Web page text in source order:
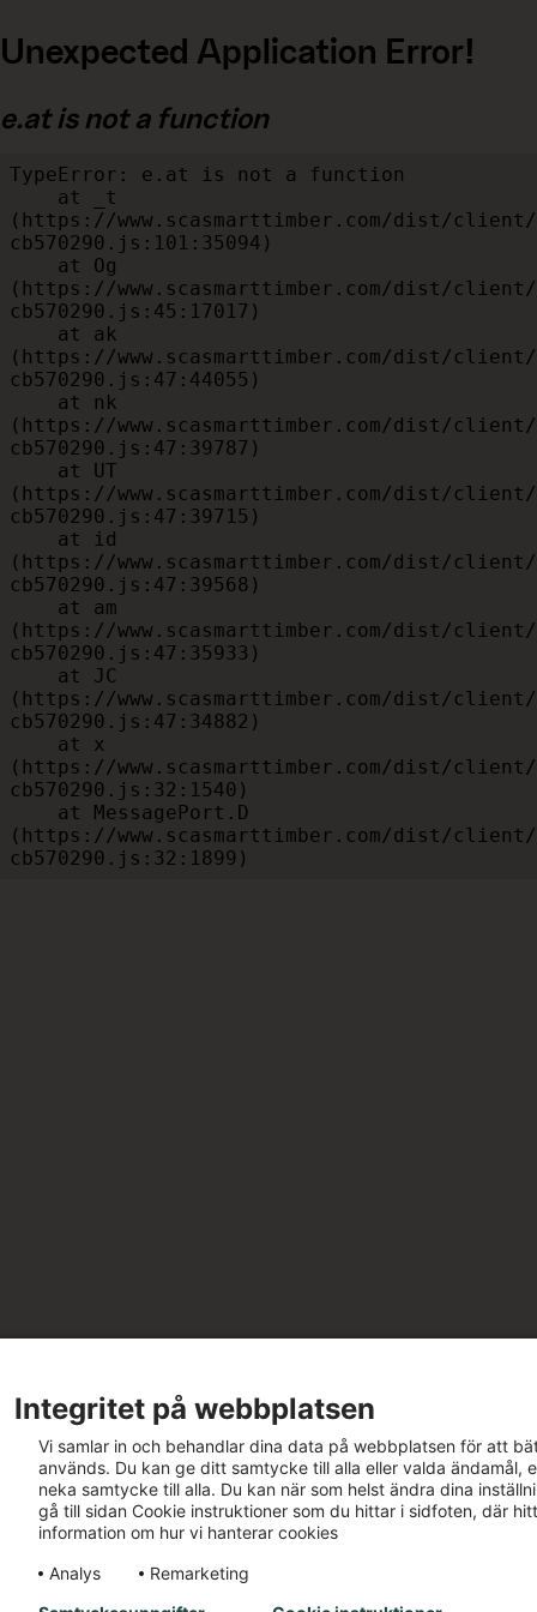
Unexpected Application Error!
e.at is not a function
TypeError: e.at is not a function
(https://www.scasmarttimber.com/dist/
cb570290.js:101:35094)
(https://www.scasmarttimber.com/dist/
cb570290.js:45:17017)
(https://www.scasmarttimber.com/dist/
cb570290.js:47:44055)
(https://www.scasmarttimber.com/dist/
cb570290.js:47:39787)
(https://www.scasmarttimber.com/dist/
cb570290.js:47:39715)
(https://www.scasmarttimber.com/dist/
cb570290.js:47:39568)
(https://www.scasmarttimber.com/dist/
cb570290.js:47:35933)
(https://www.scasmarttimber.com/dist/
cb570290.js:47:34882)
(https://www.scasmarttimber.com/dist/
cb570290.js:32:1540)
(https://www.scasmarttimber.com/dist/
cb570290.js:32:1899)
Integritet på webbplatsen
Vi samlar in och behandlar dina data på webbplatsen för att
används. Du kan ge ditt samtycke till alla eller valda ändamål,
neka samtycke till alla. Du kan när som helst ändra dina
gå till sidan Cookie instruktioner som du hittar i sidfoten, där
information om hur vi hanterar cookies
Analys
Remarketing